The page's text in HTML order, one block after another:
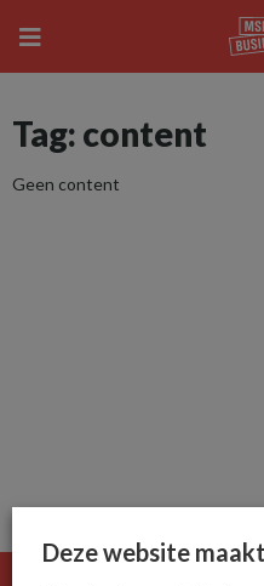
Tag: content
Geen content
Deze website